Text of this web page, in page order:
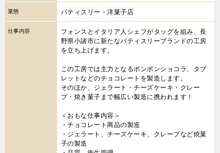
業態 パティスリー・洋菓子店
仕事内容
フォンスとイタリア人シェフがタッグを組み、長
野県小諸市に新たなパティスリーブランドの工房
を立ち上げます。
この工房では主力となるボンボンショコラ、タブ
レットなどのチョコレートを製造します。
そのほか、ジェラート・チーズケーキ・クレー
プ・焼き菓子まで幅広い製造に携われます！
＜おもな仕事内容＞
・チョコレート商品の製造
・ジェラート、チーズケーキ、クレープなど焼菓
子の製造